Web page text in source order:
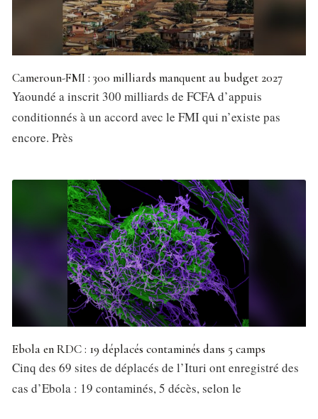
Cameroun-FMI : 300 milliards manquent au budget 2027
Yaoundé a inscrit 300 milliards de FCFA d’appuis
conditionnés à un accord avec le FMI qui n’existe pas
encore. Près
Ebola en RDC : 19 déplacés contaminés dans 5 camps
Cinq des 69 sites de déplacés de l’Ituri ont enregistré des
cas d’Ebola : 19 contaminés, 5 décès, selon le